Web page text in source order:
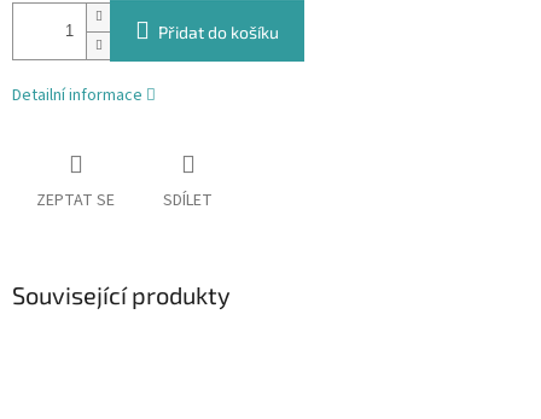
Přidat do košíku
Detailní informace
ZEPTAT SE SDÍLET
Související produkty